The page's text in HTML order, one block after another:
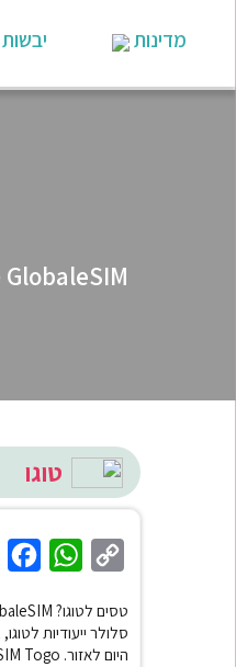
מדינות יבשות
טוגו
Copy
סלולר ייעודיות
היום לאזור. eSIM Togo